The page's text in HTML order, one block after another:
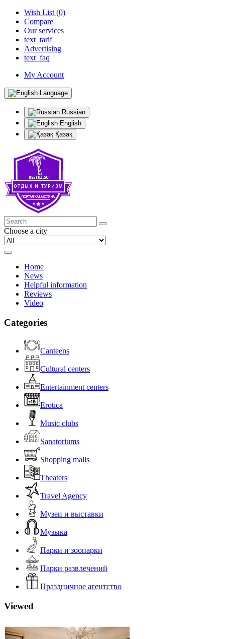
Wish List (0)
Compare
Our services
text_tarif
Advertising
text_faq
My Account
Language
Russian
English
Қазақ
Choose a city
Home
News
Helpful information
Reviews
Video
Categories
Canteens
Cultural centers
Entertainment centers
Erotica
Music clubs
Sanatoriums
Shopping malls
Theaters
Travel Agency
Музеи и выставки
Музыка
Парки и зоопарки
Парки развлечений
Праздничное агентство
Viewed